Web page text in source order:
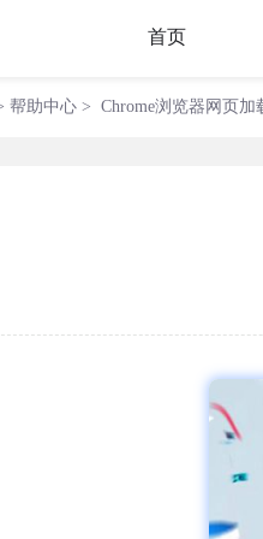
首页
帮助中心 > Chrome浏览器网页加